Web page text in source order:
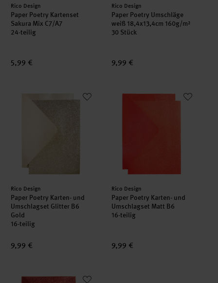
Hersteller:
Rico Design
Paper Poetry Kartenset
Sakura Mix C7/A7
24-teilig
5,99 €
Hersteller:
Rico Design
Paper Poetry Umschläge
weiß 18,4x13,4cm 160g/m²
30 Stück
9,99 €
Paper Poetry Karten- und Umschlagset Glitter B6 Gold
Hersteller:
Rico Design
Paper Poetry Karten- und
Umschlagset Glitter B6
Gold
16-teilig
9,99 €
Paper Poetry Karten- und
Hersteller:
Rico Design
Paper Poetry Karten- und
Umschlagset Matt B6
16-teilig
9,99 €
Paper Poetry Karten- und Umschlagset Glitter B6 Rot